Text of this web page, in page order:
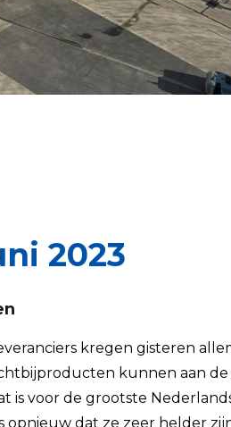
2023
kregen gisteren
kunnen aan
is voor de grootste
opnieuw dat ze zeer helder